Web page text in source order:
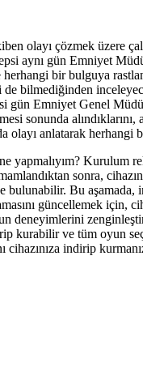
olayı çözmek üzere
aynı gün Emniyet
herhangi bir bulguya
de bilmediğinden
gün Emniyet Genel
sonunda
olayı anlatarak
yapmalıyım? Kurulum
sonra,
bulunabilir. Bu
güncellemek için,
deneyimlerini
kurabilir ve tüm oyun
indirip